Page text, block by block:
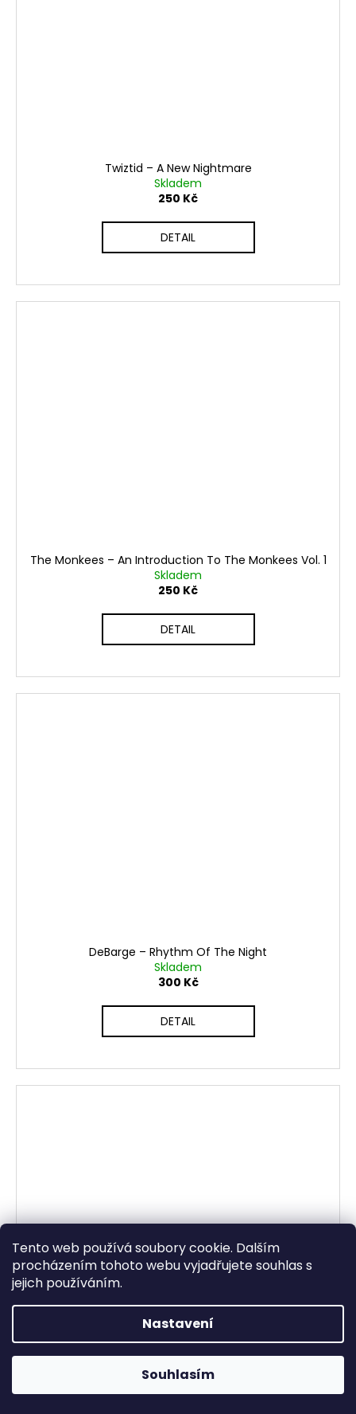
Tento web používá soubory cookie. Dalším
procházením tohoto webu vyjadřujete souhlas s
jejich používáním.
Nastavení
Souhlasím
Otevřeno Út - Pá 13:00 - 19:00, So - 10:00 - 16:00 Lužická
Twiztid ‎– A New Nightmare
Skladem
250 Kč
DETAIL
The Monkees ‎– An Introduction To The Monkees Vol. 1
Skladem
250 Kč
DETAIL
DeBarge ‎– Rhythm Of The Night
Skladem
300 Kč
DETAIL
Equilibrium ‎– Rekreatur
Skladem
250 Kč